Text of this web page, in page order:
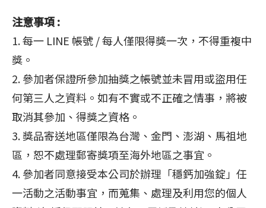
注意事項 :
1. 每一 LINE 帳號 / 每人僅限得獎一次，不得重複中
獎。
2. 參加者保證所參加抽獎之帳號並未冒用或盜用任
何第三人之資料。如有不實或不正確之情事，將被
取消其參加、得獎之資格。
3. 獎品寄送地區僅限為台灣、金門、澎湖、馬祖地
區，恕不處理郵寄獎項至海外地區之事宜。
4. 參加者同意接受本公司於辦理「穩鈣加強錠」任
一活動之活動事宜，而蒐集、處理及利用您的個人